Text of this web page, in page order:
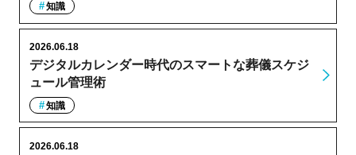
知識
デジタルカレンダー時代のスマートな葬儀スケジ
ュール管理術
2026.06.18
知識
2026.06.18